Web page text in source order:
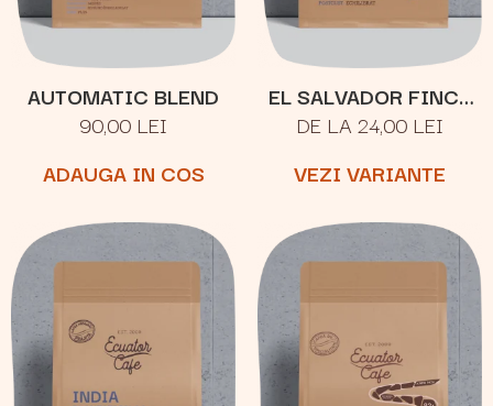
AUTOMATIC BLEND
90,00 LEI
ADAUGA IN COS
EL SALVADOR FINCA
JOYA
DE LA 24,00 LEI
VEZI VARIANTE